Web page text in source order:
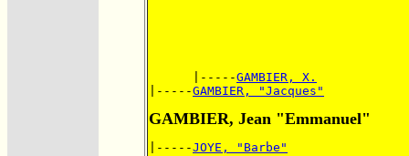
      |-----
GAMBIER, X.
|-----GAMBIER, "Jacques"
GAMBIER, Jean "Emmanuel"
|-----JOYE, "Barbe"